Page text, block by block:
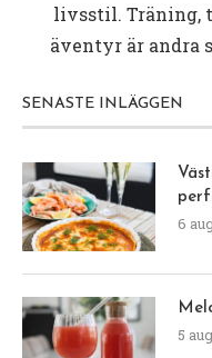
livsstil. Träning,
äventyr är andra
SENASTE INLÄGGEN
6
5